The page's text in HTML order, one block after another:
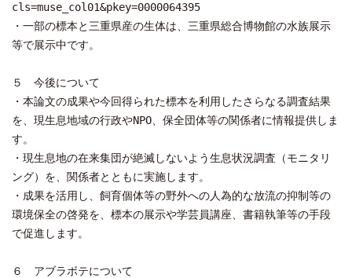
cls=muse_col01&pkey=0000064395
・一部の標本と三重県産の生体は、三重県総合博物館の水族展示
等で展示中です。
５ 今後について
・本論文の成果や今回得られた標本を利用したさらなる調査結果
を、現生息地域の行政やNPO、保全団体等の関係者に情報提供しま
す。
・現生息地の在来集団が絶滅しないよう生息状況調査（モニタリ
ング）を、関係者とともに実施します。
・成果を活用し、飼育個体等の野外への人為的な放流の抑制等の
環境保全の啓発を、標本の展示や学芸員講座、書籍執筆等の手段
で促進します。
６ アブラボテについて